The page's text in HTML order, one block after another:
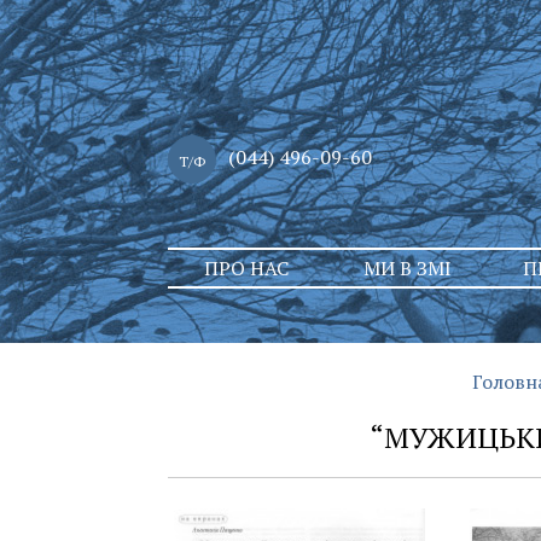
Т/Ф (044) 496-09-60
Skip
to
content
ПРО НАС МИ В ЗМІ